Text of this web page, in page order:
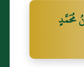
مُحَمَّدٍ